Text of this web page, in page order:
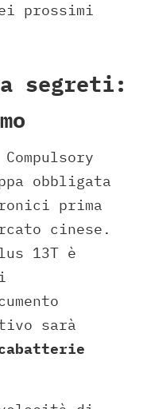
prossimi
segreti:
obbligata
prima
cinese.
13T è
sarà